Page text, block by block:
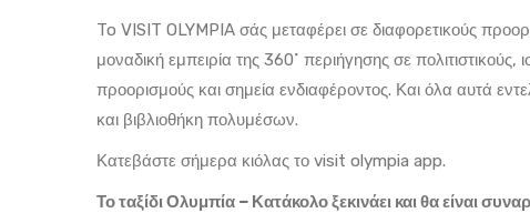
To VISIT OLYMPIA σάς μεταφέρει σε διαφορετικούς
μοναδική εμπειρία της 360˚ περιήγησης σε
προορισμούς και σημεία ενδιαφέροντος. Και όλα αυτά
και βιβλιοθήκη πολυμέσων.
Κατεβάστε σήμερα κιόλας το visit olympia app.
Το ταξίδι Ολυμπία – Κατάκολο ξεκινάει και θα είναι